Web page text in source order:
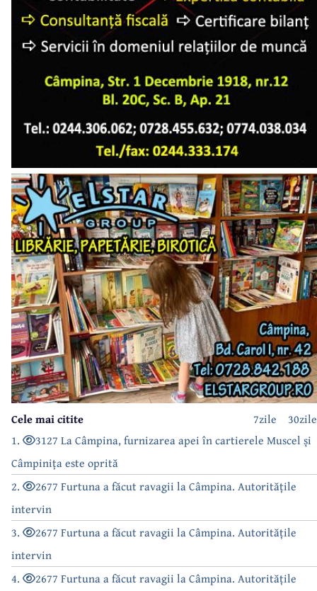
30zile
7zile
Cele mai citite
1.
3127 La Câmpina, furnizarea apei în cartierele Muscel și
Câmpinița este oprită
2.
2677 Furtuna a făcut ravagii la Câmpina. Autoritățile
intervin
3.
2677 Furtuna a făcut ravagii la Câmpina. Autoritățile
intervin
4.
2677 Furtuna a făcut ravagii la Câmpina. Autoritățile